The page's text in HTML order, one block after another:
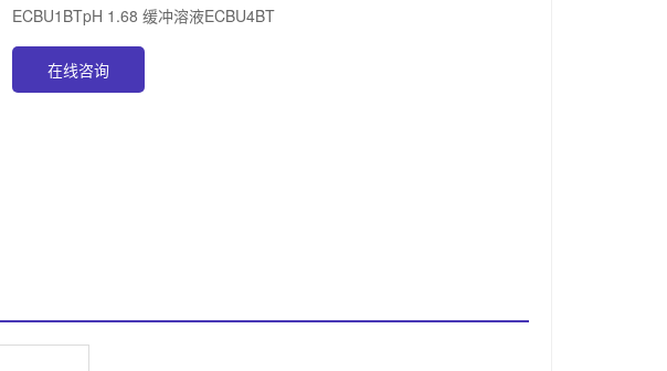
ECBU1BTpH 1.68 缓冲溶液ECBU4BT
在线咨询